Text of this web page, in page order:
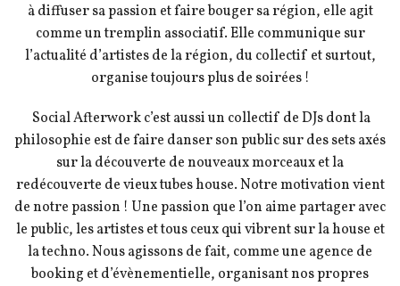
à diffuser sa passion et faire bouger sa région, elle agit
comme un tremplin associatif. Elle communique sur
l’actualité d’artistes de la région, du collectif et surtout,
organise toujours plus de soirées !
Social Afterwork c’est aussi un collectif de DJs dont la
philosophie est de faire danser son public sur des sets axés
sur la découverte de nouveaux morceaux et la
redécouverte de vieux tubes house. Notre motivation vient
de notre passion ! Une passion que l’on aime partager avec
le public, les artistes et tous ceux qui vibrent sur la house et
la techno. Nous agissons de fait, comme une agence de
booking et d’évènementielle, organisant nos propres